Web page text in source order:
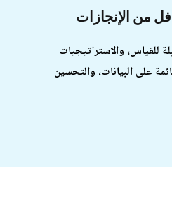
الإنجازات
والاستراتيجيات
البيانات، والتحسين